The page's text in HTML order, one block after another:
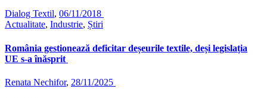
Dialog Textil, 06/11/2018
Actualitate, Industrie, Știri
România gestionează deficitar deșeurile textile, deși legislația
UE s-a înăsprit
Renata Nechifor, 28/11/2025